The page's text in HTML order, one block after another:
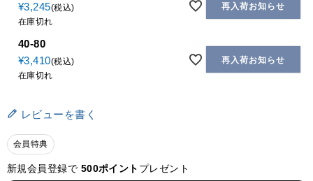
¥3,245 税込
在庫切れ
再入荷お知らせ
40-80
¥3,410 税込
在庫切れ
再入荷お知らせ
レビューを書く
会員特典
新規会員登録で 500ポイント プレゼント